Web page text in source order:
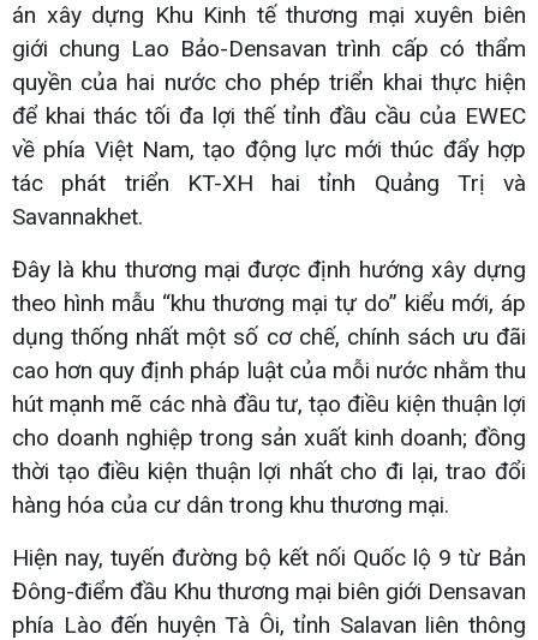
án xây dựng Khu Kinh tế thương mại xuyên biên
giới chung Lao Bảo-Densavan trình cấp có thẩm
quyền của hai nước cho phép triển khai thực hiện
để khai thác tối đa lợi thế tỉnh đầu cầu của EWEC
về phía Việt Nam, tạo động lực mới thúc đẩy hợp
tác phát triển KT-XH hai tỉnh Quảng Trị và
Savannakhet.
Đây là khu thương mại được định hướng xây dựng
theo hình mẫu “khu thương mại tự do” kiểu mới, áp
dụng thống nhất một số cơ chế, chính sách ưu đãi
cao hơn quy định pháp luật của mỗi nước nhằm thu
hút mạnh mẽ các nhà đầu tư, tạo điều kiện thuận lợi
cho doanh nghiệp trong sản xuất kinh doanh; đồng
thời tạo điều kiện thuận lợi nhất cho đi lại, trao đổi
hàng hóa của cư dân trong khu thương mại.
Hiện nay, tuyến đường bộ kết nối Quốc lộ 9 từ Bản
Đông-điểm đầu Khu thương mại biên giới Densavan
phía Lào đến huyện Tà Ôi, tỉnh Salavan liên thông